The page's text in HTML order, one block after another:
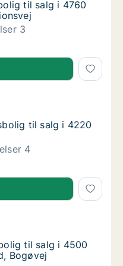
til salg i 4760
til salg i 4760
3
til salg i 4760
til salg i 4220
i 4220 Korsør,
til salg i 4220
til salg i 4220
4
til salg i 4220
til salg i 4500
i 4500 Nykøbing
til salg i 4500
til salg i 4500
Bogøvej